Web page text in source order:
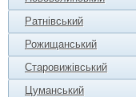
Ратнівський
Рожищанський
Старовижівський
Цуманський